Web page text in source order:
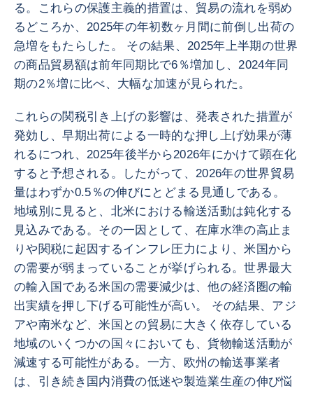
る。これらの保護主義的措置は、貿易の流れを弱め
るどころか、2025年の年初数ヶ月間に前倒し出荷の
急増をもたらした。 その結果、2025年上半期の世界
の商品貿易額は前年同期比で6％増加し、2024年同
期の2％増に比べ、大幅な加速が見られた。
これらの関税引き上げの影響は、発表された措置が
発効し、早期出荷による一時的な押し上げ効果が薄
れるにつれ、2025年後半から2026年にかけて顕在化
すると予想される。したがって、2026年の世界貿易
量はわずか0.5％の伸びにとどまる見通しである。
地域別に見ると、北米における輸送活動は鈍化する
見込みである。その一因として、在庫水準の高止ま
りや関税に起因するインフレ圧力により、米国から
の需要が弱まっていることが挙げられる。世界最大
の輸入国である米国の需要減少は、他の経済圏の輸
出実績を押し下げる可能性が高い。 その結果、アジ
アや南米など、米国との貿易に大きく依存している
地域のいくつかの国々においても、貨物輸送活動が
減速する可能性がある。一方、欧州の輸送事業者
は、引き続き国内消費の低迷や製造業生産の伸び悩